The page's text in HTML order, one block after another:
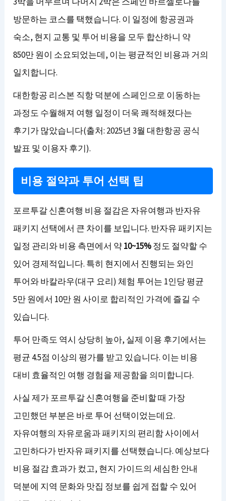
방문하는 코스를 택했습니다. 이 일정에 항공권과
숙소, 현지 교통 및 투어 비용을 모두 합산하니 약
850만 원이 소요되었는데, 이는 평균적인 비용과 거의
일치합니다.
대한항공 리스본 직항 덕분에 스페인으로 이동하는
과정도 수월해져 여행 일정이 더욱 쾌적해졌다는
후기가 많았습니다(출처: 2025년 3월 대한항공 공식
발표 및 이용자 후기).
비용 절약과 투어 선택 팁
포르투갈 신혼여행 비용 절감은 자유여행과 반자유
패키지 선택에서 큰 차이를 보입니다. 반자유 패키지는
일정 관리와 비용 측면에서 약10~15%정도 절약할 수
있어 경제적입니다. 특히 현지에서 진행되는 와인
투어와 바칼라우(대구 요리) 체험 투어는 1인당 평균
5만 원에서 10만 원 사이로 합리적인 가격에 즐길 수
있습니다.
투어 만족도 역시 상당히 높아, 실제 이용 후기에서는
평균 4.5점 이상의 평가를 받고 있습니다. 이는 비용
대비 효율적인 여행 경험을 제공함을 의미합니다.
사실 제가 포르투갈 신혼여행을 준비할 때 가장
고민했던 부분은 바로 투어 선택이었는데요.
자유여행의 자유로움과 패키지의 편리함 사이에서
고민하다가 반자유 패키지를 선택했습니다. 예상보다
비용 절감 효과가 컸고, 현지 가이드의 세심한 안내
덕분에 지역 문화와 맛집 정보를 쉽게 접할 수 있어